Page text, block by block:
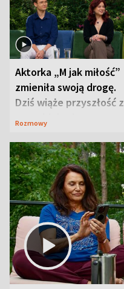
Aktorka „M jak miłość”
zmieniła swoją drogę.
Dziś wiąże przyszłość z
neurobiologią
Rozmowy